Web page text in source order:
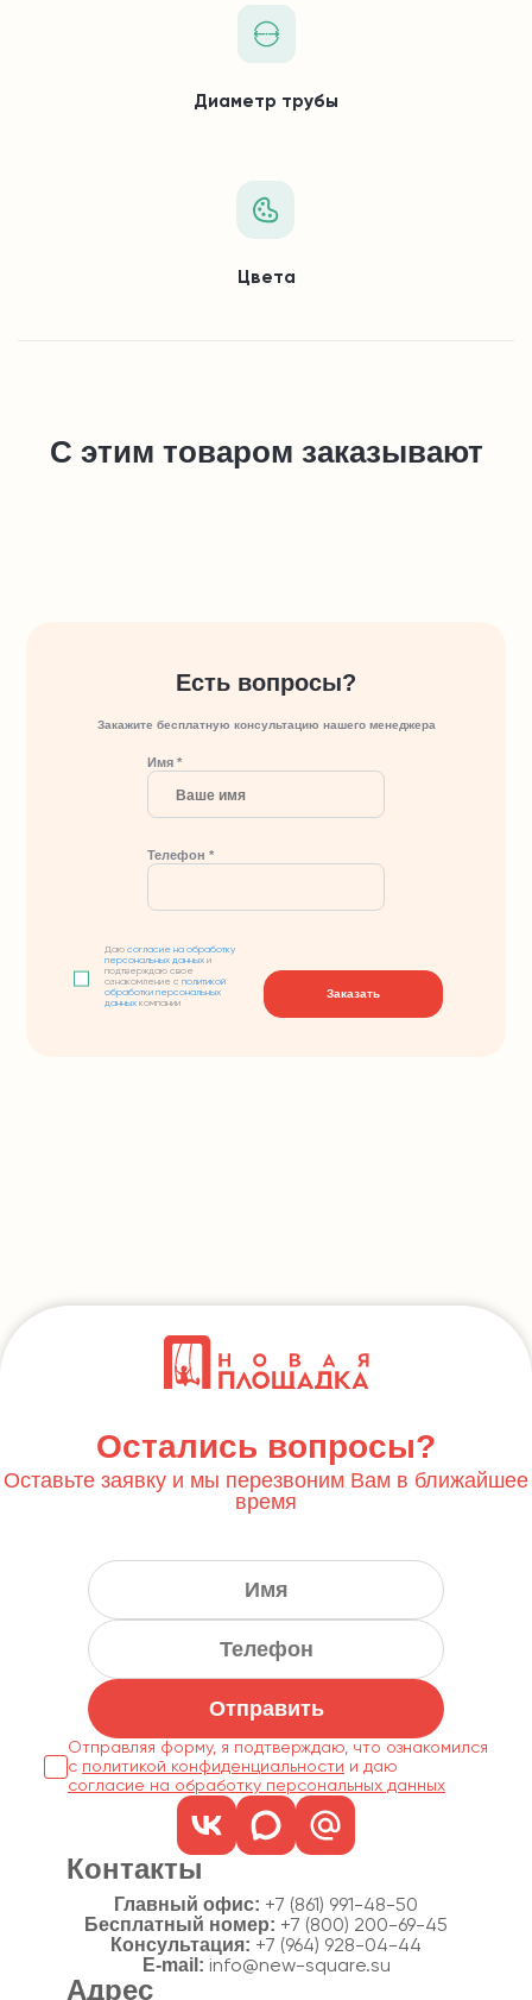
Диаметр трубы
Цвета
С этим товаром заказывают
Есть вопросы?
Закажите бесплатную консультацию нашего менеджера
Имя *
Телефон *
Даюсогласие на обработку
персональных данных и
подтверждаю свое
ознакомление сполитикой
обработки персональных
данных компании
Заказать
Остались вопросы?
Оставьте заявку и мы перезвоним Вам в ближайшее
время
Отправить
Отправляя форму, я подтверждаю, что ознакомился
с политикой конфиденциальности
согласие на обработку персональных данных
Контакты
Главный офис: +7 (861) 991-48-50
Бесплатный номер: +7 (800) 200-69-45
Консультация: +7 (964) 928-04-44
E-mail: info@new-square.su
Адрес